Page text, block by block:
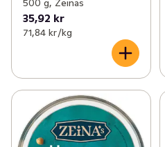
500 g, Zeinas
35,92 kr
71,84 kr /kg